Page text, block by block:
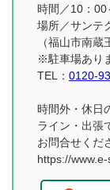
時間／10：00
場所／サンテ
（福山市南蔵
※駐車場あり
TEL： 0120-
時間外・休日
ライン・出張
お問合せくだ
https://